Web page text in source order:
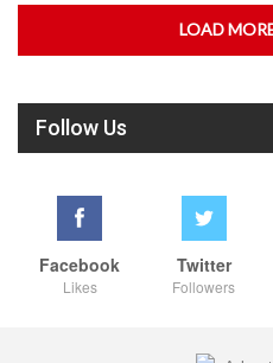
LOAD
Follow Us
Facebook
Likes
Twitter
Followers